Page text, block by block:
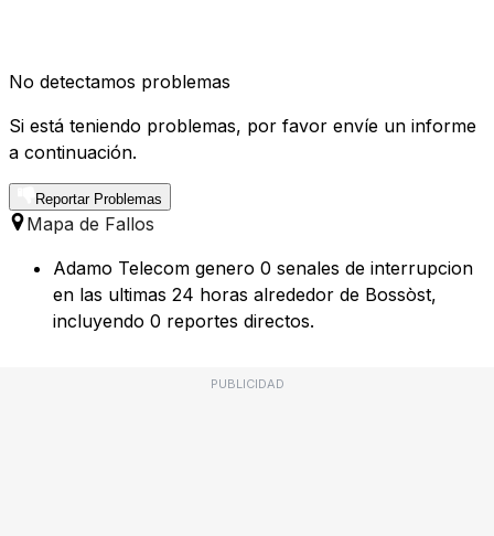
No detectamos problemas
Si está teniendo problemas, por favor envíe un informe
a continuación.
Reportar Problemas
Mapa de Fallos
Adamo Telecom genero 0 senales de interrupcion
en las ultimas 24 horas alrededor de Bossòst,
incluyendo 0 reportes directos.
PUBLICIDAD